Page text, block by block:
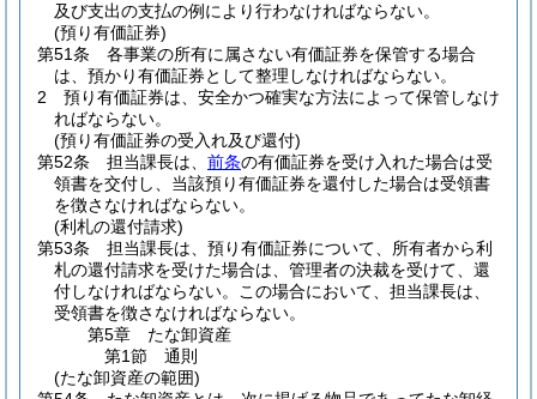
及び支出の支払の例により行わなければならない。
(預り有価証券)
第51条
各事業の所有に属さない有価証券を保管する場合
は、預かり有価証券として整理しなければならない。
2
預り有価証券は、安全かつ確実な方法によって保管しなけ
ればならない。
(預り有価証券の受入れ及び還付)
第52条
担当課長は、 前条の有価証券を受け入れた場合は受
領書を交付し、当該預り有価証券を還付した場合は受領書
を徴さなければならない。
(利札の還付請求)
第53条
担当課長は、預り有価証券について、所有者から利
札の還付請求を受けた場合は、管理者の決裁を受けて、還
付しなければならない。
この場合において、担当課長は、
受領書を徴さなければならない。
第5章
たな卸資産
第1節
通則
(たな卸資産の範囲)